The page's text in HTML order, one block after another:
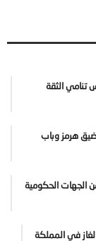
تنامي الثقة
هرمز وباب
الجهات الحكومية
في المملكة